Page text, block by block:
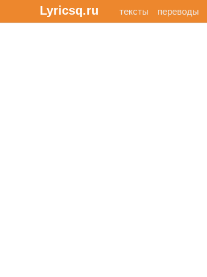
Lyricsq.ru тексты переводы